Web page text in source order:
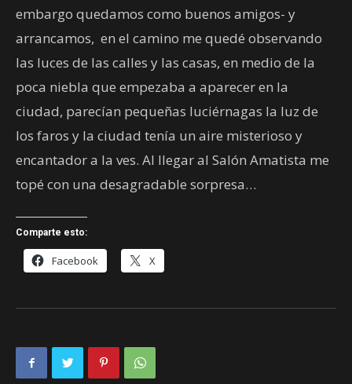
embargo quedamos como buenos amigos- y
arrancamos, en el camino me quedé observando
las luces de las calles y las casas, en medio de la
poca niebla que empezaba a aparecer en la
ciudad, parecían pequeñas luciérnagas la luz de
los faros y la ciudad tenía un aire misterioso y
encantador a la ves. Al llegar al Salón Amatista me
topé con una desagradable sorpresa…
Comparte esto:
Facebook X